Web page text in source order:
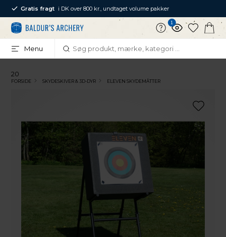
Gratis fragt i DK over 800 kr., undtaget volume pakker
1
Menu
20
FORSIDE SKYDESKIVER & 3D-DYR ELEVEN SKYDEMÅTTER